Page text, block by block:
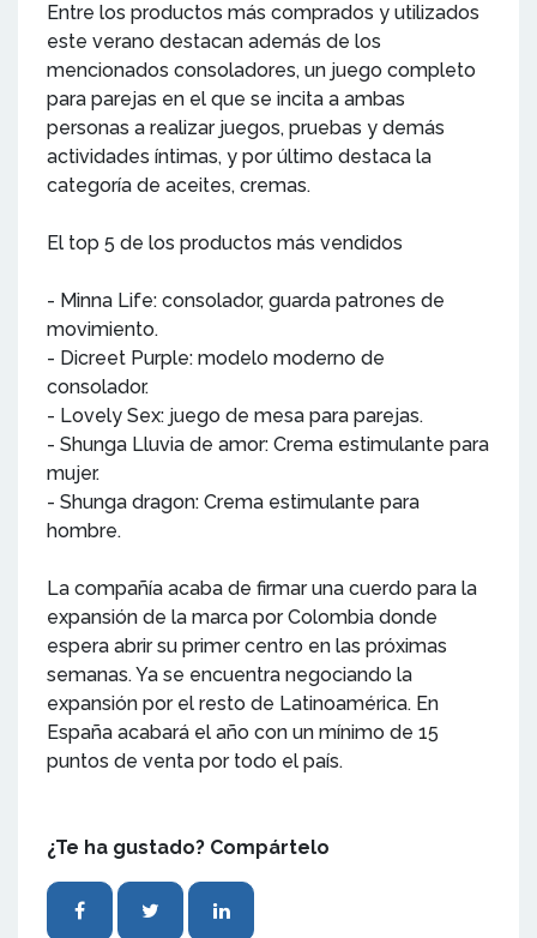
Entre los productos más comprados y utilizados
este verano destacan además de los
mencionados consoladores, un juego completo
para parejas en el que se incita a ambas
personas a realizar juegos, pruebas y demás
actividades íntimas, y por último destaca la
categoría de aceites, cremas.
El top 5 de los productos más vendidos
- Minna Life: consolador, guarda patrones de
movimiento.
- Dicreet Purple: modelo moderno de
consolador.
- Lovely Sex: juego de mesa para parejas.
- Shunga Lluvia de amor: Crema estimulante para
mujer.
- Shunga dragon: Crema estimulante para
hombre.
La compañía acaba de firmar una cuerdo para la
expansión de la marca por Colombia donde
espera abrir su primer centro en las próximas
semanas. Ya se encuentra negociando la
expansión por el resto de Latinoamérica. En
España acabará el año con un mínimo de 15
puntos de venta por todo el país.
¿Te ha gustado? Compártelo